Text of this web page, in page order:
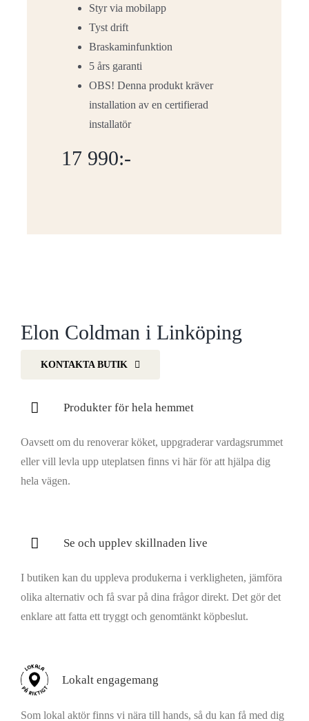
Styr via mobilapp
Tyst drift
Braskaminfunktion
5 års garanti
OBS! Denna produkt kräver
installation av en certifierad
installatör
17 990:-
Elon Coldman i Linköping
KONTAKTA BUTIK
Produkter för hela hemmet
Oavsett om du renoverar köket, uppgraderar vardagsrummet
eller vill levla upp uteplatsen finns vi här för att hjälpa dig
hela vägen.
Se och upplev skillnaden live
I butiken kan du uppleva produkerna i verkligheten, jämföra
olika alternativ och få svar på dina frågor direkt. Det gör det
enklare att fatta ett tryggt och genomtänkt köpbeslut.
Lokalt engagemang
Som lokal aktör finns vi nära till hands, så du kan få med dig